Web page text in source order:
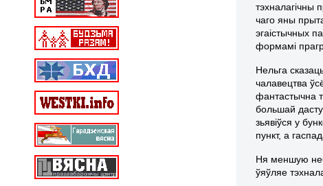
тэхналагічны
чаго яны
эгаістычных
формамі
Нельга
чалавецтва
фантастычна
большай
зьявіўся у
пункт, а
Ня меншую
ўяўляе